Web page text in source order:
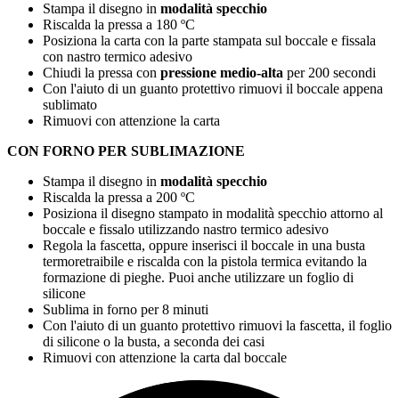
Stampa il disegno in modalità specchio
Riscalda la pressa a 180 ºC
Posiziona la carta con la parte stampata sul boccale e fissala
con nastro termico adesivo
Chiudi la pressa con pressione medio-alta per200 secondi
Con l'aiuto di un guanto protettivo rimuovi il boccale appena
sublimato
Rimuovi con attenzione la carta
CON FORNO PER SUBLIMAZIONE
Stampa il disegno in modalità specchio
Riscalda la pressa a 200 ºC
Posiziona il disegno stampato in modalità specchio attorno al
boccale e fissalo utilizzando nastro termico adesivo
Regola la fascetta, oppure inserisci il boccale in una busta
termoretraibile e riscalda con la pistola termica evitando la
formazione di pieghe. Puoi anche utilizzare un foglio di
silicone
Sublima in forno per8 minuti
Con l'aiuto di un guanto protettivo rimuovi la fascetta, il foglio
di silicone o la busta, a seconda dei casi
Rimuovi con attenzione la carta dal boccale